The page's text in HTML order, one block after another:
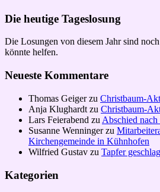
Die heutige Tageslosung
Die Losungen von diesem Jahr sind
könnte helfen.
Neueste Kommentare
Thomas Geigerzu Christbaum-
Anja Klughardt zu Christbaum-
Lars Feierabend zu Abschied nach
Susanne Wenningerzu
Kirchengemeinde in Kühnhofen
Wilfried Gustav zu Tapfer
Kategorien